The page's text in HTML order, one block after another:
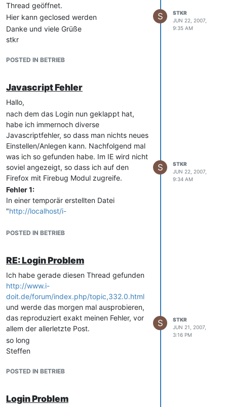
Thread geöffnet.
Hier kann geclosed werden
Danke und viele Grüße
stkr
POSTED IN BETRIEB
S
STKR
JUN 22, 2007,
9:35 AM
Javascript Fehler
Hallo,
nach dem das Login nun geklappt hat,
habe ich immernoch diverse
Javascriptfehler, so dass man nichts neues
Einstellen/Anlegen kann. Nachfolgend mal
was ich so gefunden habe. Im IE wird nicht
soviel angezeigt, so dass ich auf den
Firefox mit Firebug Modul zugreife.
Fehler 1:
In einer temporär erstellten Datei
"http://localhost/i-
4f81402_i-doit.js" tritt der Fehler
Could not load ***
http://localhost:80/http://localhost/i-
doit/?load=js*** for HTTP-precaching!
Please care for its existence!
das ganze in head-tag, das ganze sieht
mit Firebug dann so aus:
1ATTENTION! Could not load *** http://localhost:80/http://
wo diese temp Dateien generiert werden,
Fehler 2
POSTED IN BETRIEB
S
STKR
JUN 22, 2007,
9:34 AM
RE: Login Problem
Ich habe gerade diesen Thread gefunden
http://www.i-
doit.de/forum/index.php/topic,332.0.html
und werde das morgen mal ausprobieren,
das reproduziert exakt meinen Fehler, vor
allem der allerletzte Post.
so long
Steffen
POSTED IN BETRIEB
S
STKR
JUN 21, 2007,
3:16 PM
Login Problem